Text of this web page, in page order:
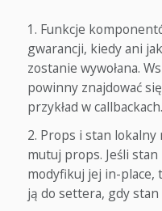
Funkcje
gwarancji, kiedy ani
zostanie wywołana.
powinny znajdować
przykład w callbackach.
Props i stan lokalny
mutuj props. Jeśli
modyfikuj jej in-place,
ją do settera, gdy stan